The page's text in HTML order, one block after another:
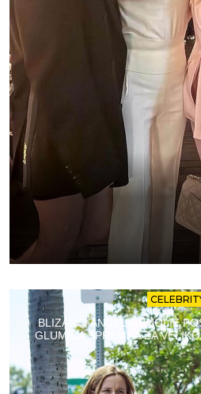
BLIZANCI ANGELINE JOLIE
GLUMICA SPREMNA ZA